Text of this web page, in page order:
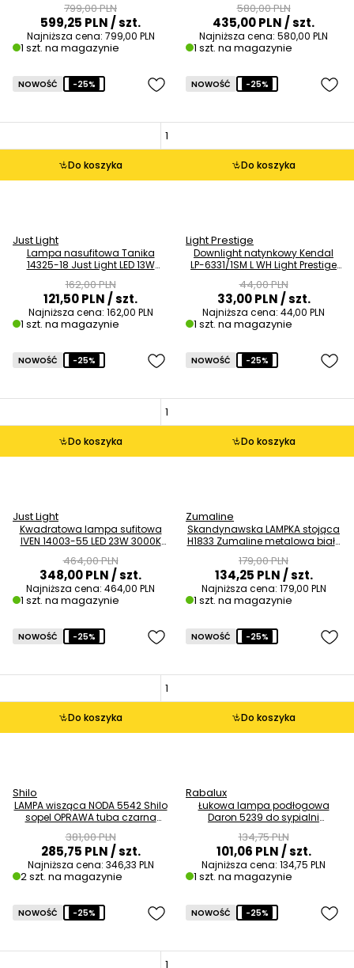
799,00 PLN
599,25 PLN/ szt.
Najniższa cena: 799,00 PLN
1 szt. na magazynie
580,00 PLN
435,00 PLN/ szt.
Najniższa cena: 580,00 PLN
1 szt. na magazynie
Do koszyka
NOWOŚĆ -25%
Just Light
Lampa nasufitowa Tanika
14325-18 Just Light LED 13W
162,00 PLN
121,50 PLN/ szt.
Najniższa cena: 162,00 PLN
1 szt. na magazynie
Do koszyka
NOWOŚĆ -25%
Light Prestige
Downlight natynkowy Kendal
LP-6331/1SM L WH Light Prestige
44,00 PLN
33,00 PLN/ szt.
Najniższa cena: 44,00 PLN
1 szt. na magazynie
Do koszyka
NOWOŚĆ -25%
Just Light
Kwadratowa lampa sufitowa
IVEN 14003-55 LED 23W 3000K
464,00 PLN
348,00 PLN/ szt.
Najniższa cena: 464,00 PLN
1 szt. na magazynie
Do koszyka
NOWOŚĆ -25%
Zumaline
Skandynawska LAMPKA stojąca
H1833 Zumaline metalowa biały
179,00 PLN
134,25 PLN/ szt.
Najniższa cena: 179,00 PLN
1 szt. na magazynie
Do koszyka
NOWOŚĆ -25%
Shilo
LAMPA wisząca NODA 5542 Shilo
sopel OPRAWA tuba czarna
381,00 PLN
285,75 PLN/ szt.
Najniższa cena: 346,33 PLN
2 szt. na magazynie
Do koszyka
NOWOŚĆ -25%
Rabalux
Łukowa lampa podłogowa
Daron 5239 do sypialni
134,75 PLN
101,06 PLN/ szt.
Najniższa cena: 134,75 PLN
1 szt. na magazynie
NOWOŚĆ -25% NOWOŚĆ -25%